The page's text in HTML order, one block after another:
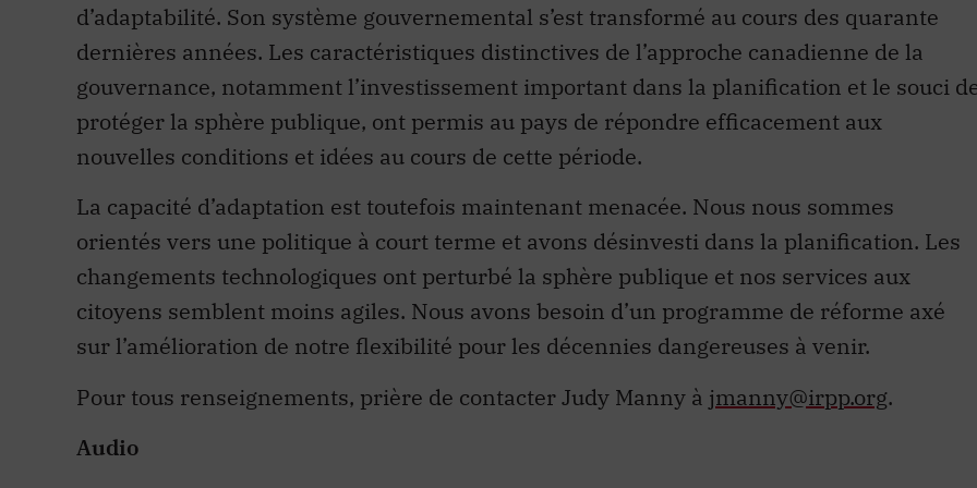
d’adaptabilité. Son système gouvernemental s’est transformé au cours des quarante
dernières années. Les caractéristiques distinctives de l’approche canadienne de la
gouvernance, notamment l’investissement important dans la planification et le souci
protéger la sphère publique, ont permis au pays de répondre efficacement aux
nouvelles conditions et idées au cours de cette période.
La capacité d’adaptation est toutefois maintenant menacée. Nous nous sommes
orientés vers une politique à court terme et avons désinvesti dans la planification. Les
changements technologiques ont perturbé la sphère publique et nos services aux
citoyens semblent moins agiles. Nous avons besoin d’un programme de réforme axé
sur l’amélioration de notre flexibilité pour les décennies dangereuses à venir.
Pour tous renseignements, prière de contacter Judy Manny à jmanny@irpp.org.
Audio